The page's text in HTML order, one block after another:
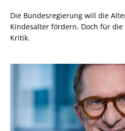
Die Bundesregierung will die
Kindesalter fördern. Doch für die
Kritik.